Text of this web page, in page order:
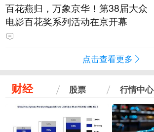
百花燕归，万象京华！第38届大众
电影百花奖系列活动在京开幕
点击查看更多
财经 股票 行情中心